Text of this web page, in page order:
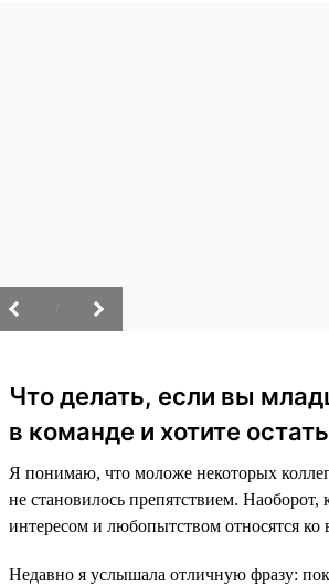
Что делать, если вы
в команде и хотите
Я понимаю, что моложе некоторых
не становилось препятствием. Наоборот,
интересом и любопытством относятся ко
Недавно я услышала отличную фразу: